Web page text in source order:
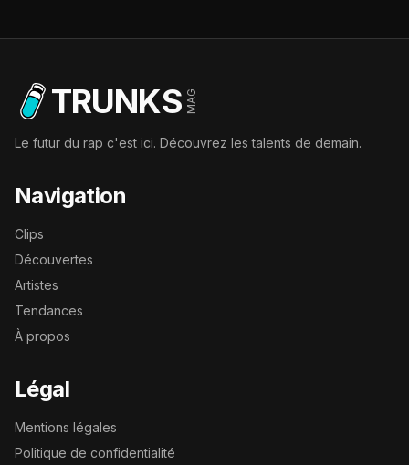
TRUNKS MAG
Le futur du rap c'est ici. Découvrez les talents de demain.
Navigation
Clips
Découvertes
Artistes
Tendances
À propos
Légal
Mentions légales
Politique de confidentialité